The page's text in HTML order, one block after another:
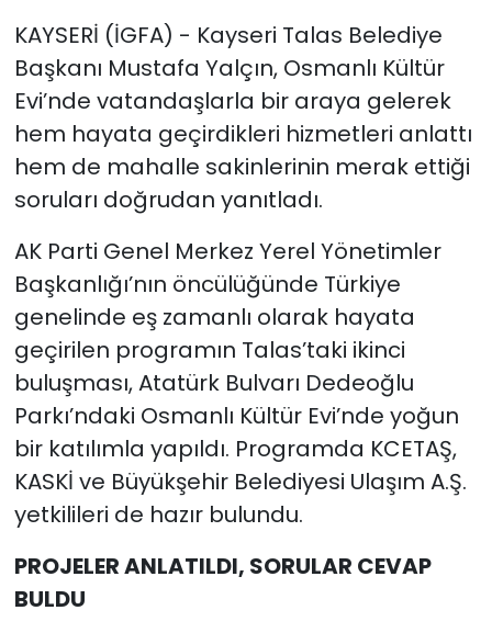
KAYSERİ (İGFA) - Kayseri Talas Belediye
Başkanı Mustafa Yalçın, Osmanlı Kültür
Evi’nde vatandaşlarla bir araya gelerek
hem hayata geçirdikleri hizmetleri anlattı
hem de mahalle sakinlerinin merak ettiği
soruları doğrudan yanıtladı.
AK Parti Genel Merkez Yerel Yönetimler
Başkanlığı’nın öncülüğünde Türkiye
genelinde eş zamanlı olarak hayata
geçirilen programın Talas’taki ikinci
buluşması, Atatürk Bulvarı Dedeoğlu
Parkı’ndaki Osmanlı Kültür Evi’nde yoğun
bir katılımla yapıldı. Programda KCETAŞ,
KASKİ ve Büyükşehir Belediyesi Ulaşım A.Ş.
yetkilileri de hazır bulundu.
PROJELER ANLATILDI, SORULAR CEVAP
BULDU
Politika
SAĞLIK
Spor
Teknoloji
TÜRKiYE
Video Galeri
YAŞAM
Yazarlar